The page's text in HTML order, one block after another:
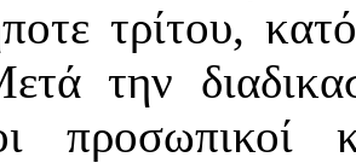
τρίτου,
την
προσωπικοί